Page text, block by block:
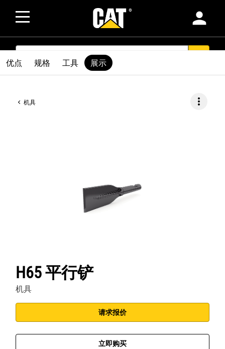
person
SEARCH
机具 more_vert
H65 平行铲
机具
请求报价
立即购买
优点 规格 工具 展示